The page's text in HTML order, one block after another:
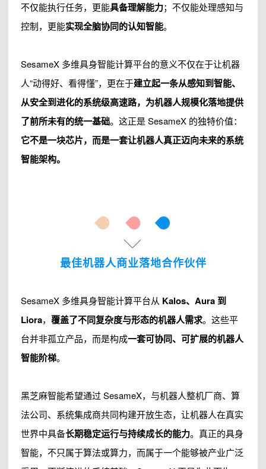
不仅能执行任务，更能具备理解能力；不仅能处理感知与
控制，更能实现全脑协同的认知智能。
SesameX 多维具身智能计算平台的意义不仅在于让机器
人“动得好、看得懂”，更在于建立起一条从感知到智能、
从安全到进化的系统级高速路，为机器人规模化落地提供
了前所未有的统一基础。这正是 SesameX 的独特价值：
它不是一块芯片，而是一套让机器人真正迈向未来的系统
智能架构。
最佳机器人商业落地合作伙伴
SesameX 多维具身智能计算平台从 Kalos、Aura 到
Liora， 覆盖了不同复杂度与形态的机器人需求。这些平
台并非孤立产品，而是构成一套可协同、可扩展的机器人
智能阶梯。
黑芝麻智能希望通过 SesameX，与机器人整机厂商、算
法公司、系统集成商共同构建开放生态，让机器人在真实
世界中具备长期稳定运行与持续成长的能力。真正的具身
智能，不只属于算法或算力，而属于一个能够被产业广泛